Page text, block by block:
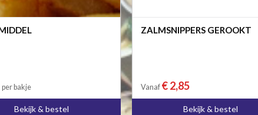
per bakje
Bekijk & bestel
ZALMSNIPPERS GEROOKT
Vanaf € 2,85
Bekijk & bestel